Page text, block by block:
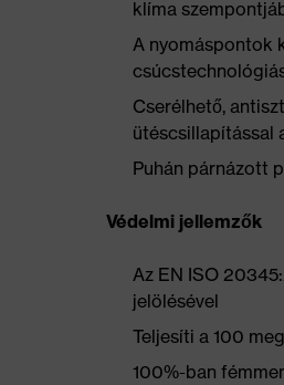
klíma
A nyomáspontok
Cserélhető,
ütéscsillapítással
Puhán párnázott
Védelmi jellemzők
Az EN ISO
jelölésével
Teljesíti a 100
100%-ban